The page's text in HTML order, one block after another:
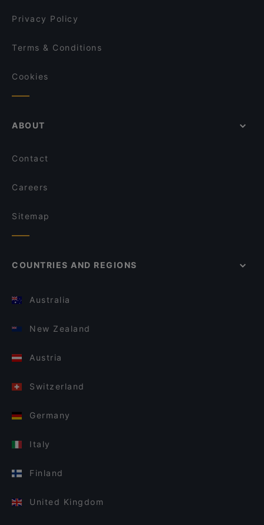
Privacy Policy
Terms & Conditions
Cookies
ABOUT
Contact
Careers
Sitemap
COUNTRIES AND REGIONS
Australia
New Zealand
Austria
Switzerland
Germany
Italy
Finland
United Kingdom